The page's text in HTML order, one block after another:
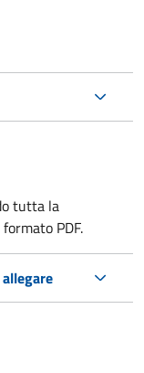
tutta la
PDF.